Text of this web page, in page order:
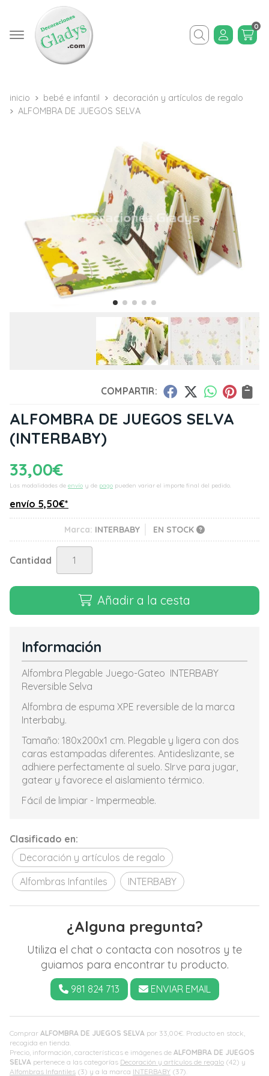
Buscar
0
inicio bebé e infantil
decoración y artículos de regalo
ALFOMBRA DE JUEGOS SELVA
COMPARTIR:
ALFOMBRA DE JUEGOS SELVA
(INTERBABY)
33,00€
Las modalidades de envío y de pago pueden variar el importe final del pedido.
envío 5,50€*
Marca: INTERBABY EN STOCK
Cantidad
Añadir a la cesta
Comprar ALFOMBRA DE JUEGOS SELVA por 33,00€ . Producto en stock,
recogida en tienda.
Precio, información, características e imágenes de ALFOMBRA DE JUEGOS
SELVA pertenece a las categorías Decoración y artículos de regalo (42) y
Alfombras Infantiles (3) y a la marca INTERBABY (37).
Información
Alfombra Plegable Juego-Gateo INTERBABY
Reversible Selva
Alfombra de espuma XPE reversible de la marca
Interbaby.
Tamaño: 180x200x1 cm. Plegable y ligera con dos
caras estampadas diferentes. Antideslizante, se
adhiere perfectamente al suelo. SIrve para jugar,
gatear y favorece el aislamiento térmico.
Fácil de limpiar - Impermeable.
Clasificado en:
Decoración y artículos de regalo
Alfombras Infantiles
INTERBABY
¿Alguna pregunta?
Utiliza el chat o contacta con nosotros y te
guiamos para encontrar tu producto.
981 824 713 ENVIAR EMAIL